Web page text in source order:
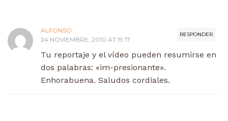
RESPONDER
ALFONSO.
24 NOVIEMBRE, 2010 AT 19:17
Tu reportaje y el vídeo pueden resumirse en
dos palabras: «im-presionante».
Enhorabuena. Saludos cordiales.